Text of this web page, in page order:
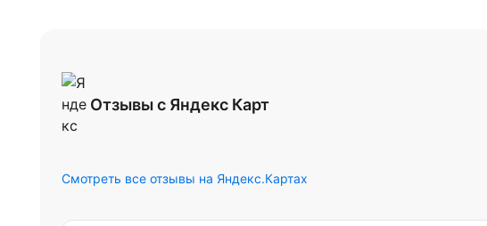
Отзывы с Яндекс Карт
Смотреть все отзывы на Яндекс.Картах